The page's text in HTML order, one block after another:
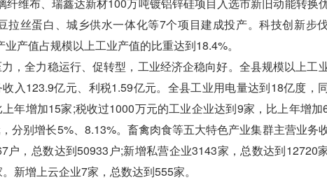
拉丝蛋白、城乡供水一体化等7个项目建成投产。科技创新步
产值占规模以上工业产值的比重达到18.4%。
全力稳运行、促转型，工业经济企稳向好。全县规模以上工
入123.9亿元、利税1.59亿元。全县工业用电量达到18亿度，
年增加15家;税收过1000万元的工业企业达到9家，比上年增加
分别增长5%、8.13%。畜禽肉食等五大特色产业集群主营业务
户，总数达到50933户;新增私营企业3143家，总数达到12720
新增上云企业7家，总数达到555家。